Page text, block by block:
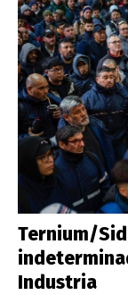
Ternium/
Industria